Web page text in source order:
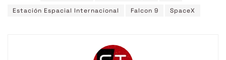
Estación Espacial Internacional
Falcon 9 SpaceX